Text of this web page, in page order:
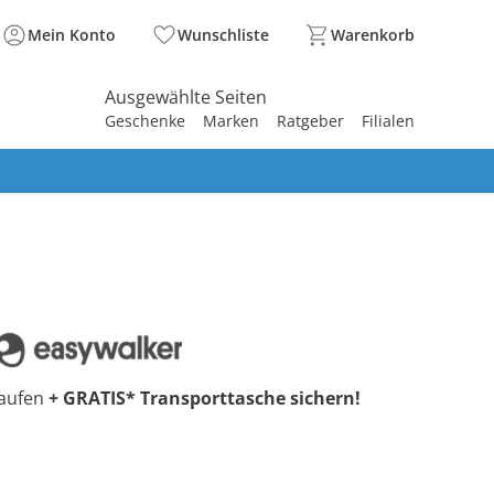
Mein Konto Wunschliste Warenkorb
Ausgewählte Seiten
Geschenke Marken Ratgeber Filialen
+ GRATIS* Transporttasche sichern!